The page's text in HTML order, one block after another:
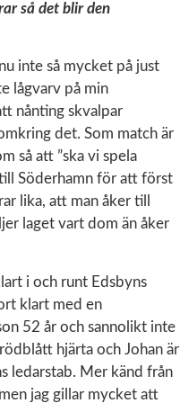
så det blir den
inte så mycket på just
lågvarv på min
nånting skvalpar
det. Som match är
så att ”ska vi spela
Söderhamn för att först
lika, att man åker till
laget vart dom än åker
i och runt Edsbyns
klart med en
52 år och sannolikt inte
hjärta och Johan är
ledarstab. Mer känd från
jag gillar mycket att